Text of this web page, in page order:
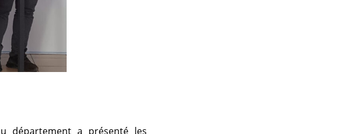
département a présenté les